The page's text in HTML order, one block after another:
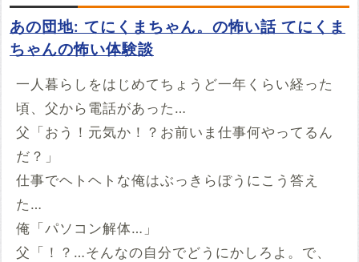
ます。YouTubeでこの話の朗読動画を見つけ
たらぜひ投稿していってください。
例：https://www.youtube.com/watch?v=***********
例：https://youtu.be/***********
開始時間
再生開始の時間を指定する場合は入力してください
投稿する
あの団地: てにくまちゃん。の怖い話 てにくま
ちゃんの怖い体験談
一人暮らしをはじめてちょうど一年くらい経った
頃、父から電話があった…
父「おう！元気か！？お前いま仕事何やってるん
だ？」
仕事でヘトヘトな俺はぶっきらぼうにこう答え
た…
俺「パソコン解体…」
父「！？…そんなの自分でどうにかしろよ。で、